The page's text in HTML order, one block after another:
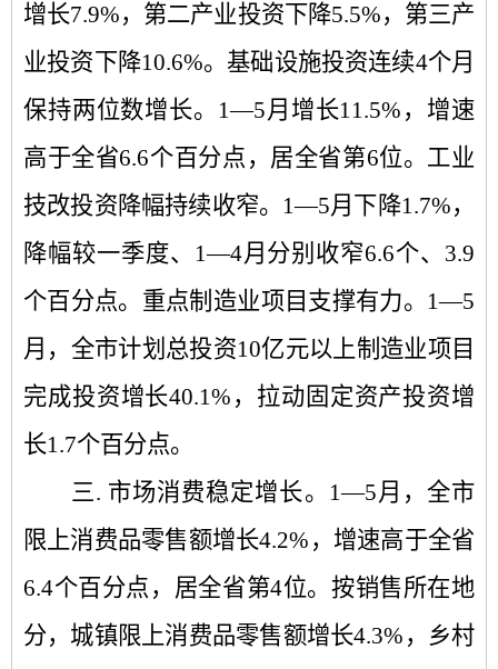
增长7.9%，第二产业投资下降5.5%，第三产
业投资下降10.6%。基础设施投资连续4个月
保持两位数增长。 1—5月增长11.5% ，增速
高于全省6.6个百分点，居全省第6位。工业
技改投资降幅持续收窄。 1—5月下降1.7%，
降幅较一季度、
1—4月分别收窄6.6个、 3.9
个百分点。重点制造业项目支撑有力。 1—5
月，全市计划总投资10亿元以上制造业项目
完成投资增长40.1% ，拉动固定资产投资增
长1.7个百分点。
三. 市场消费稳定增长。 1—5月，全市
限上消费品零售额增长4.2% ，增速高于全省
6.4个百分点，居全省第4位。按销售所在地
分，城镇限上消费品零售额增长4.3% ，乡村